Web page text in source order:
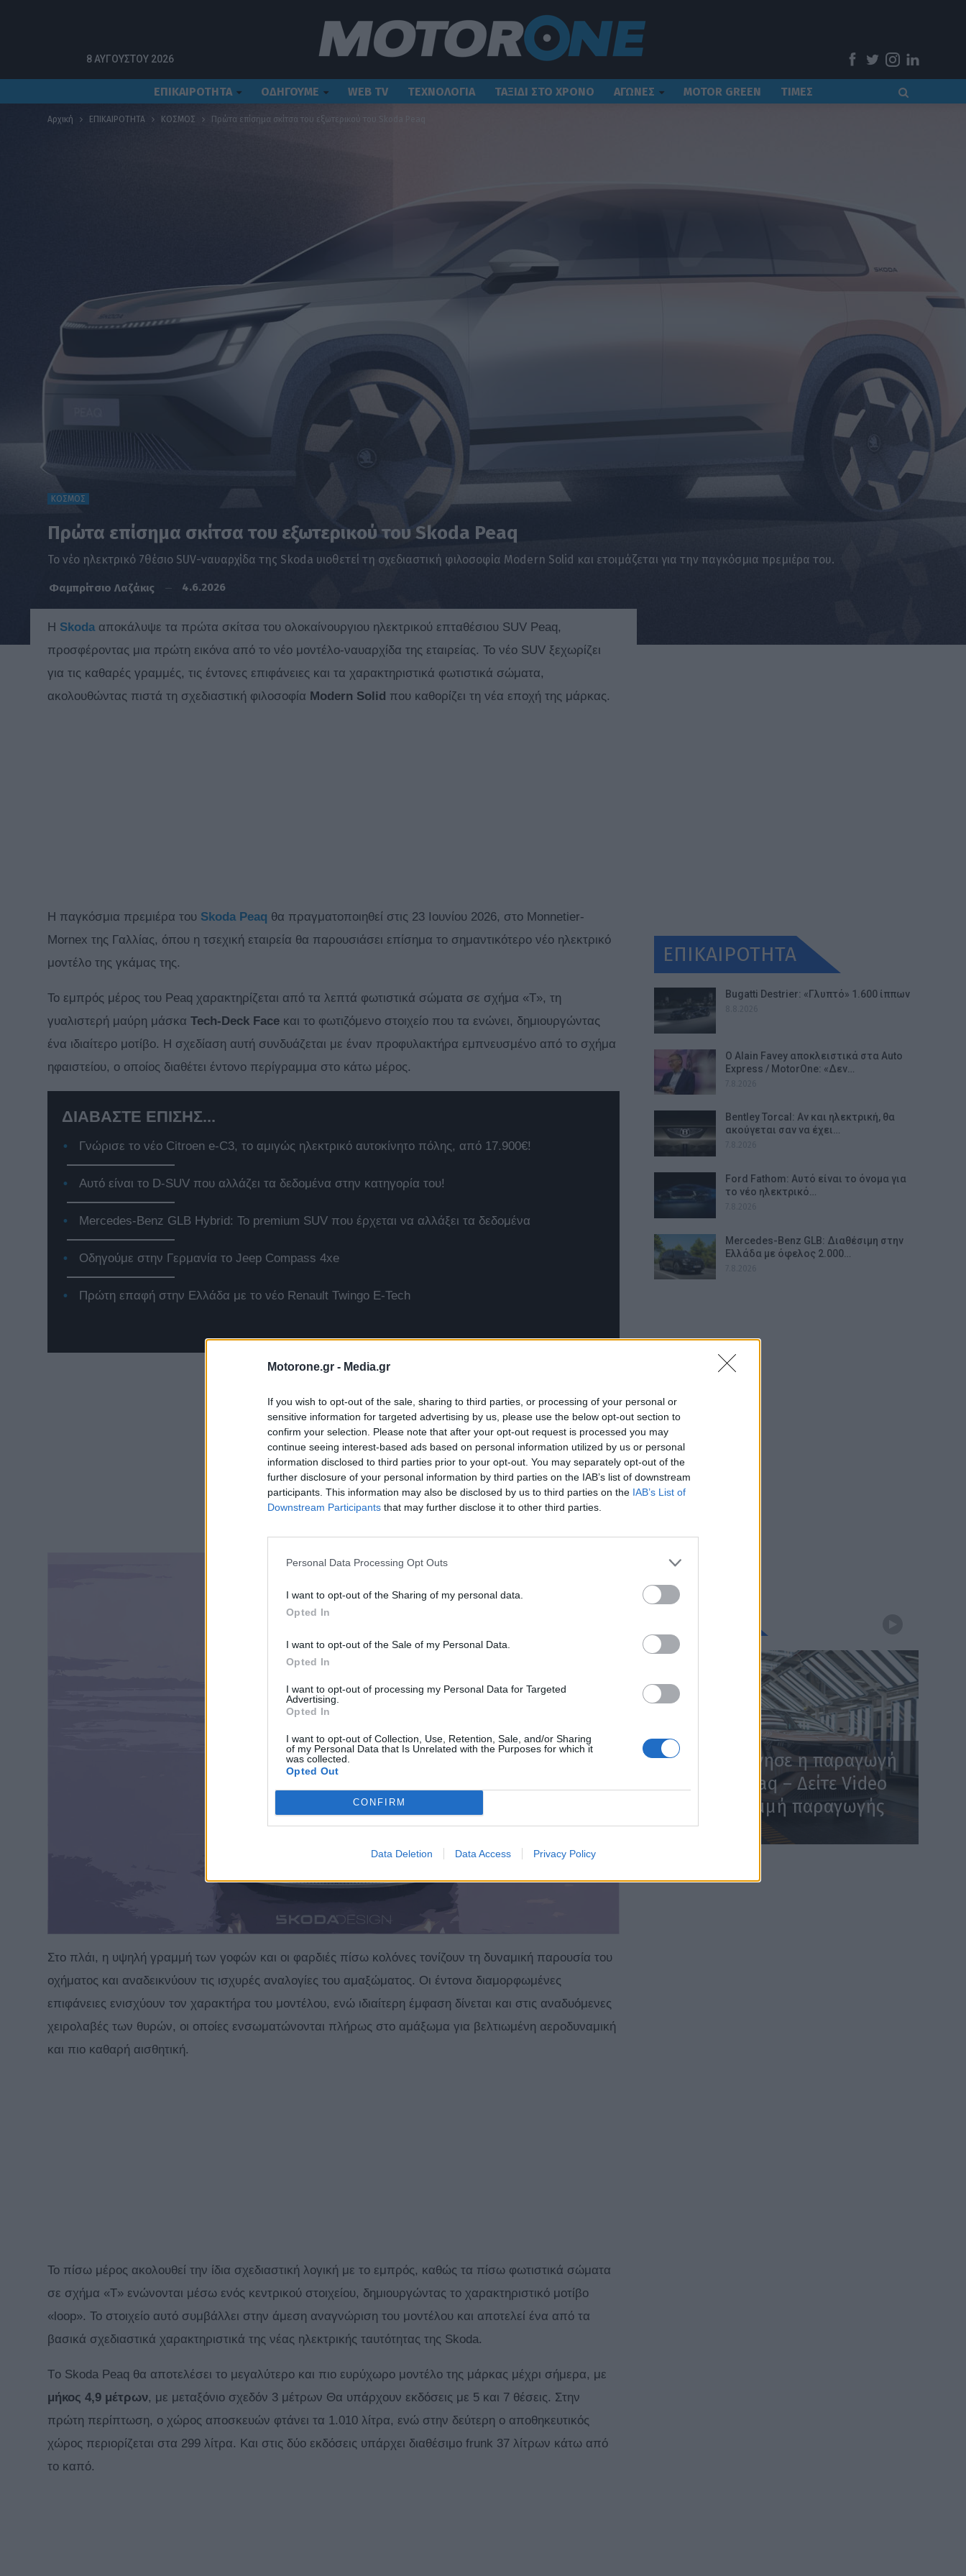
Motorone.gr - Media.gr
If you wish to opt-out of the sale, sharing to third parties, or processing of your personal or
sensitive information for targeted advertising by us, please use the below opt-out section to
confirm your selection. Please note that after your opt-out request is processed you may
continue seeing interest-based ads based on personal information utilized by us or personal
information disclosed to third parties prior to your opt-out. You may separately opt-out of the
further disclosure of your personal information by third parties on the IAB’s list of downstream
participants. This information may also be disclosed by us to third parties on the IAB’s List of
Downstream Participants that may further disclose it to other third parties.
Personal Data Processing Opt Outs
I want to opt-out of the Sharing of my personal data.
Opted In
I want to opt-out of the Sale of my Personal Data.
Opted In
I want to opt-out of processing my Personal Data for Targeted
Advertising.
Opted In
I want to opt-out of Collection, Use, Retention, Sale, and/or Sharing
of my Personal Data that Is Unrelated with the Purposes for which it
was collected.
Opted Out
CONFIRM
Data Deletion Data Access Privacy Policy
8 ΑΥΓΟΎΣΤΟΥ 2026
ΕΠΙΚΑΙΡΟΤΗΤΑ ΟΔΗΓΟΥΜΕ WEB TV ΤΕΧΝΟΛΟΓΙΑ ΤΑΞΙΔΙ ΣΤΟ ΧΡΟΝΟ ΑΓΩΝΕΣ MOTOR GREEN ΤΙΜΕΣ
Αρχική ΕΠΙΚΑΙΡΟΤΗΤΑ ΚΟΣΜΟΣ Πρώτα επίσημα σκίτσα του εξωτερικού του Skoda Peaq
ΚΟΣΜΟΣ
Πρώτα επίσημα σκίτσα του εξωτερικού του Skoda Peaq
Το νέο ηλεκτρικό 7θέσιο SUV-ναυαρχίδα της Skoda υιοθετεί τη σχεδιαστική φιλοσοφία Modern Solid και ετοιμάζεται για την παγκόσμια πρεμιέρα του.
Φαμπρίτσιο Λαζάκις 4.6.2026
Η Skodaαποκάλυψε τα πρώτα σκίτσα του ολοκαίνουργιου ηλεκτρικού επταθέσιου SUV Peaq,
προσφέροντας μια πρώτη εικόνα από το νέο μοντέλο-ναυαρχίδα της εταιρείας. Το νέο SUV ξεχωρίζει
για τις καθαρές γραμμές, τις έντονες επιφάνειες και τα χαρακτηριστικά φωτιστικά σώματα,
ακολουθώντας πιστά τη σχεδιαστική φιλοσοφία Modern Solid που καθορίζει τη νέα εποχή της μάρκας.
Η παγκόσμια πρεμιέρα του Skoda Peaq θα πραγματοποιηθεί στις 23 Ιουνίου 2026, στο Monnetier-
Mornex της Γαλλίας, όπου η τσεχική εταιρεία θα παρουσιάσει επίσημα το σημαντικότερο νέο ηλεκτρικό
μοντέλο της γκάμας της.
Το εμπρός μέρος του Peaq χαρακτηρίζεται από τα λεπτά φωτιστικά σώματα σε σχήμα «Τ», τη
γυαλιστερή μαύρη μάσκα Tech-Deck Face και το φωτιζόμενο στοιχείο που τα ενώνει, δημιουργώντας
ένα ιδιαίτερο μοτίβο. Η σχεδίαση αυτή συνδυάζεται με έναν προφυλακτήρα εμπνευσμένο από το σχήμα
ηφαιστείου, ο οποίος διαθέτει έντονο περίγραμμα στο κάτω μέρος.
ΔΙΑΒΑΣΤΕ ΕΠΙΣΗΣ...
Γνώρισε το νέο Citroen e-C3, το αμιγώς ηλεκτρικό αυτοκίνητο πόλης, από 17.900€!
Αυτό είναι το D-SUV που αλλάζει τα δεδομένα στην κατηγορία του!
Mercedes-Benz GLB Hybrid: Το premium SUV που έρχεται να αλλάξει τα δεδομένα
Οδηγούμε στην Γερμανία το Jeep Compass 4xe
Πρώτη επαφή στην Ελλάδα με το νέο Renault Twingo E-Tech
Στο πλάι, η υψηλή γραμμή των γοφών και οι φαρδιές πίσω κολόνες τονίζουν τη δυναμική παρουσία του
οχήματος και αναδεικνύουν τις ισχυρές αναλογίες του αμαξώματος. Οι έντονα διαμορφωμένες
επιφάνειες ενισχύουν τον χαρακτήρα του μοντέλου, ενώ ιδιαίτερη έμφαση δίνεται και στις αναδυόμενες
χειρολαβές των θυρών, οι οποίες ενσωματώνονται πλήρως στο αμάξωμα για βελτιωμένη αεροδυναμική
και πιο καθαρή αισθητική.
Το πίσω μέρος ακολουθεί την ίδια σχεδιαστική λογική με το εμπρός, καθώς τα πίσω φωτιστικά σώματα
σε σχήμα «Τ» ενώνονται μέσω ενός κεντρικού στοιχείου, δημιουργώντας το χαρακτηριστικό μοτίβο
«loop». Το στοιχείο αυτό συμβάλλει στην άμεση αναγνώριση του μοντέλου και αποτελεί ένα από τα
βασικά σχεδιαστικά χαρακτηριστικά της νέας ηλεκτρικής ταυτότητας της Skoda.
Τo Skoda Peaq θα αποτελέσει το μεγαλύτερο και πιο ευρύχωρο μοντέλο της μάρκας μέχρι σήμερα, με
μήκος 4,9 μέτρων, με μεταξόνιο σχεδόν 3 μέτρων Θα υπάρχουν εκδόσεις με 5 και 7 θέσεις. Στην
πρώτη περίπτωση, ο χώρος αποσκευών φτάνει τα 1.010 λίτρα, ενώ στην δεύτερη ο αποθηκευτικός
χώρος περιορίζεται στα 299 λίτρα. Και στις δύο εκδόσεις υπάρχει διαθέσιμο frunk 37 λίτρων κάτω από
το καπό.
ΕΠΙΚΑΙΡΟΤΗΤΑ
Bugatti Destrier: «Γλυπτό» 1.600 ίππων
Ο Alain Favey αποκλειστικά στα Auto
Express / MotorOne: «Δεν…
Bentley Torcal: Αν και ηλεκτρική, θα
ακούγεται σαν να έχει…
Ford Fathom: Αυτό είναι το όνομα για
το νέο ηλεκτρικό…
Mercedes-Benz GLB: Διαθέσιμη στην
Ελλάδα με όφελος 2.000…
Skoda: Ξεκίνησε η παραγωγή
του νέου Peaq – Δείτε Video
από τη γραμμή παραγωγής
WEB TV